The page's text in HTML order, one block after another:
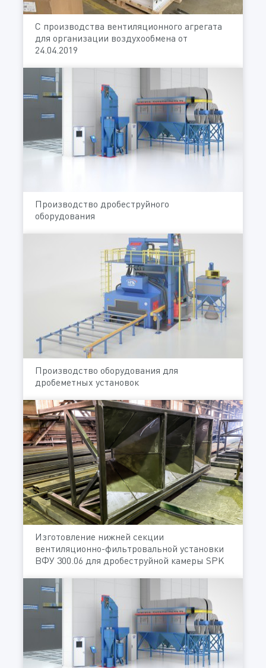
С производства вентиляционного агрегата
для организации воздухообмена от
24.04.2019
Производство дробеструйного
оборудования
Производство оборудования для
дробеметных установок
Изготовление нижней секции
вентиляционно-фильтровальной установки
ВФУ 300.06 для дробеструйной камеры SPK